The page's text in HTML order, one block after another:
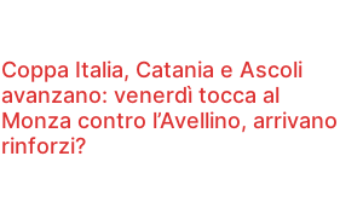
Coppa Italia, Catania e Ascoli
avanzano: venerdì tocca al
Monza contro l’Avellino, arrivano
rinforzi?